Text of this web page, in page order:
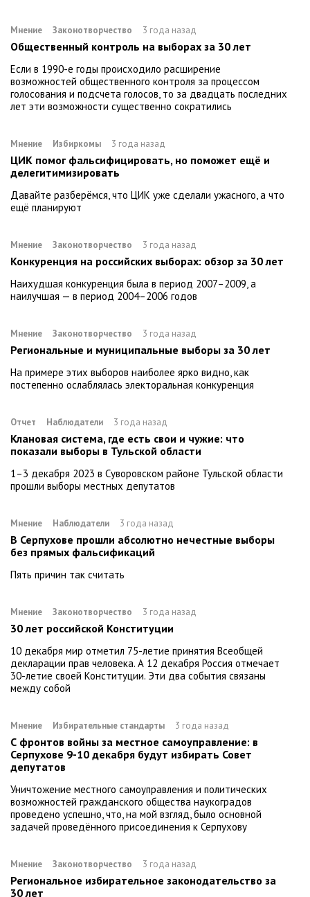
Мнение Законотворчество 3 года назад
Общественный контроль на выборах за 30 лет
Если в 1990-е годы происходило расширение
возможностей общественного контроля за процессом
голосования и подсчета голосов, то за двадцать последних
лет эти возможности существенно сократились
Мнение Избиркомы 3 года назад
ЦИК помог фальсифицировать, но поможет ещё и
делегитимизировать
Давайте разберёмся, что ЦИК уже сделали ужасного, а что
ещё планируют
Мнение Законотворчество 3 года назад
Конкуренция на российских выборах: обзор за 30 лет
Наихудшая конкуренция была в период 2007–2009, а
наилучшая — в период 2004–2006 годов
Мнение Законотворчество 3 года назад
Региональные и муниципальные выборы за 30 лет
На примере этих выборов наиболее ярко видно, как
постепенно ослаблялась электоральная конкуренция
Отчет Наблюдатели 3 года назад
Клановая система, где есть свои и чужие: что
показали выборы в Тульской области
1–3 декабря 2023 в Суворовском районе Тульской области
прошли выборы местных депутатов
Мнение Наблюдатели 3 года назад
В Серпухове прошли абсолютно нечестные выборы
без прямых фальсификаций
Пять причин так считать
Мнение Законотворчество 3 года назад
30 лет российской Конституции
10 декабря мир отметил 75-летие принятия Всеобщей
декларации прав человека. А 12 декабря Россия отмечает
30-летие своей Конституции. Эти два события связаны
между собой
Мнение Избирательные стандарты 3 года назад
С фронтов войны за местное самоуправление: в
Серпухове 9-10 декабря будут избирать Совет
депутатов
Уничтожение местного самоуправления и политических
возможностей гражданского общества наукоградов
проведено успешно, что, на мой взгляд, было основной
задачей проведённого присоединения к Серпухову
Мнение Законотворчество 3 года назад
Региональное избирательное законодательство за
30 лет